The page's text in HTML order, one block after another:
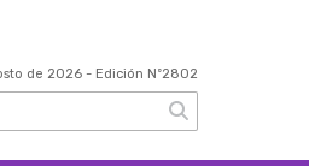
de 2026 - Edición Nº2802